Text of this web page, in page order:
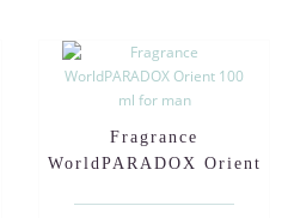
Fragrance
WorldPARADOX Orient